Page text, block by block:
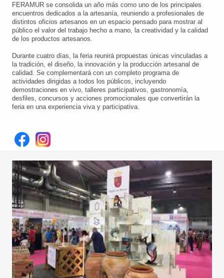
FERAMUR se consolida un año más como uno de los principales
encuentros dedicados a la artesanía, reuniendo a profesionales de
distintos oficios artesanos en un espacio pensado para mostrar al
público el valor del trabajo hecho a mano, la creatividad y la calidad
de los productos artesanos.
Durante cuatro días, la feria reunirá propuestas únicas vinculadas a
la tradición, el diseño, la innovación y la producción artesanal de
calidad. Se complementará con un completo programa de
actividades dirigidas a todos los públicos, incluyendo
demostraciones en vivo, talleres participativos, gastronomía,
desfiles, concursos y acciones promocionales que convertirán la
feria en una experiencia viva y participativa.